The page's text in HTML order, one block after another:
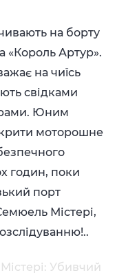
на борту
«Король Артур».
на чиїсь
свідками
Юним
моторошне
годин, поки
порт
Містері,
Убивчий